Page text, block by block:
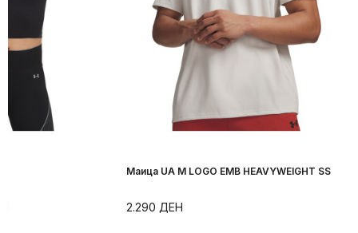
Маица UA M LOGO EMB HEAVYWEIGHT SS
2.290 ДЕН